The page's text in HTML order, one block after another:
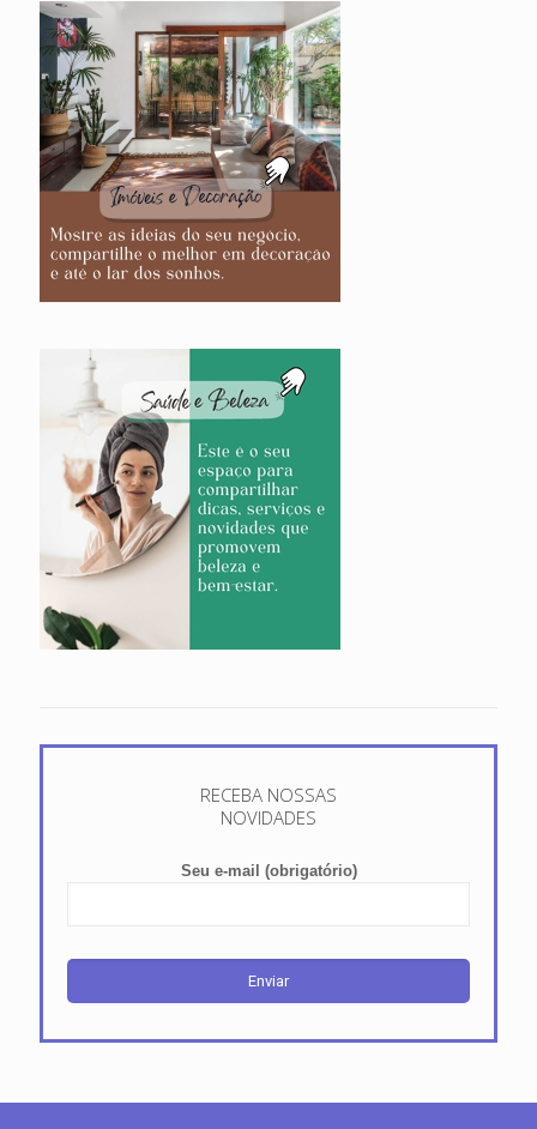
RECEBA NOSSAS
NOVIDADES
Seu e-mail (obrigatório)